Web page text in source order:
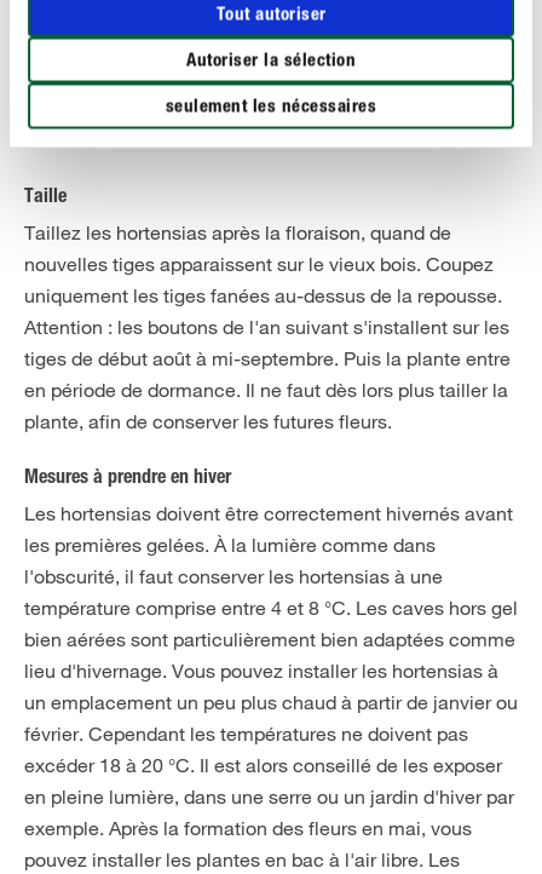
Tout autoriser
Autoriser la sélection
seulement les nécessaires
Fertilisation
De mars à septembre, il faut fertiliser les hortensias une
fois par semaine avec unengrais liquide spécial pour
Taille
Taillez les hortensias après la floraison, quand de
nouvelles tiges apparaissent sur le vieux bois. Coupez
uniquement les tiges fanées au-dessus de la repousse.
Attention : les boutons de l'an suivant s'installent sur les
tiges de début août à mi-septembre. Puis la plante entre
en période de dormance. Il ne faut dès lors plus tailler la
plante, afin de conserver les futures fleurs.
Mesures à prendre en hiver
Les hortensias doivent être correctement hivernés avant
les premières gelées. À la lumière comme dans
l'obscurité, il faut conserver les hortensias à une
température comprise entre 4 et 8 °C. Les caves hors gel
bien aérées sont particulièrement bien adaptées comme
lieu d'hivernage. Vous pouvez installer les hortensias à
un emplacement un peu plus chaud à partir de janvier ou
février. Cependant les températures ne doivent pas
excéder 18 à 20 °C. Il est alors conseillé de les exposer
en pleine lumière, dans une serre ou un jardin d'hiver par
exemple. Après la formation des fleurs en mai, vous
pouvez installer les plantes en bac à l'air libre. Les